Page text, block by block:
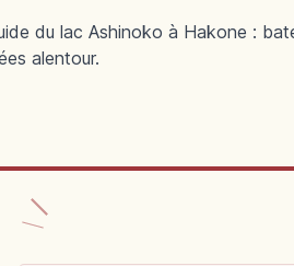
du lac Ashinoko à Hakone :
alentour.